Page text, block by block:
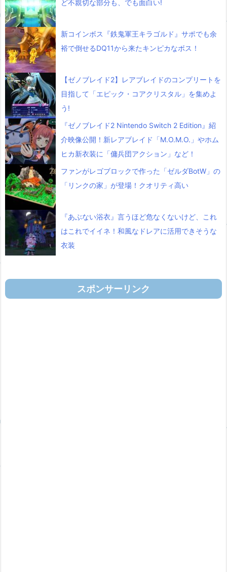
ど不親切な部分も、でも面白い!
新コインボス『鉄鬼軍王キラゴルド』サポでも余
裕で倒せるDQ11から来たキンピカなボス！
【ゼノブレイド2】レアブレイドのコンプリートを
目指して「エピック・コアクリスタル」を集めよ
う!
『ゼノブレイド2 Nintendo Switch 2 Edition』紹
介映像公開！新レアブレイド「M.O.M.O.」やホム
ヒカ新衣装に「傭兵団アクション」など！
ファンがレゴブロックで作った「ゼルダBotW」の
「リンクの家」が登場！クオリティ高い
『あぶない浴衣』言うほど危なくないけど、これ
はこれでイイネ！和風なドレアに活用できそうな
衣装
スポンサーリンク